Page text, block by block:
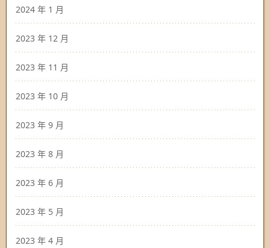
2024 年 1 月
2023 年 12 月
2023 年 11 月
2023 年 10 月
2023 年 9 月
2023 年 8 月
2023 年 6 月
2023 年 5 月
2023 年 4 月